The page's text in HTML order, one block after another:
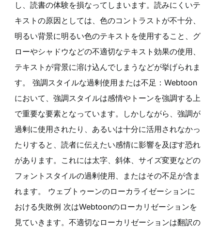
し、読書の体験を損なってしまいます。読みにくいテ
キストの原因としては、色のコントラストが不十分、
明るい背景に明るい色のテキストを使用すること、グ
ローやシャドウなどの不適切なテキスト効果の使用、
テキストが背景に溶け込んでしまうなどが挙げられま
す。 強調スタイルな過剰使用または不足：Webtoon
において、強調スタイルは感情やトーンを強調する上
で重要な要素となっています。しかしながら、強調が
過剰に使用されたり、あるいは十分に活用されなかっ
たりすると、読者に伝えたい感情に影響を及ぼす恐れ
があります。これには太字、斜体、サイズ変更などの
フォントスタイルの過剰使用、またはその不足が含ま
れます。 ウェブトゥーンのローカライゼーションに
おける失敗例 次はWebtoonのローカリゼーションを
見ていきます。不適切なローカリゼーションは翻訳の